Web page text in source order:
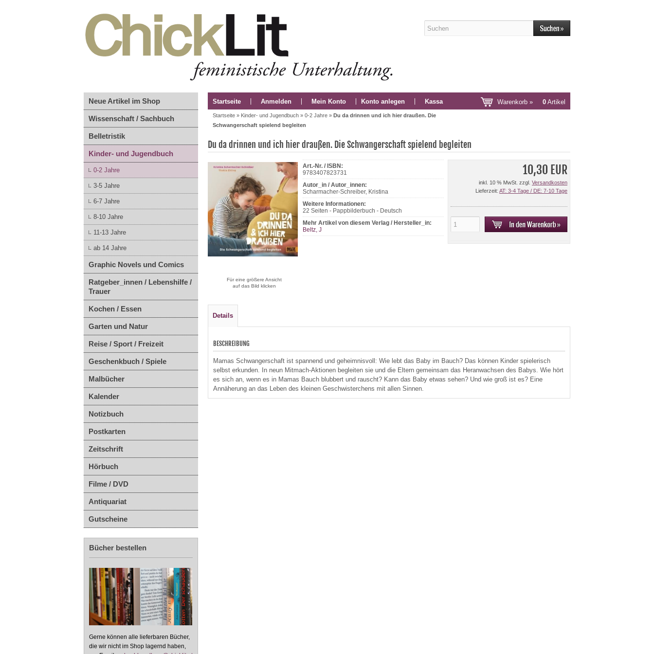
Neue Artikel im Shop
Wissenschaft / Sachbuch
Belletristik
Kinder- und Jugendbuch
0-2 Jahre
3-5 Jahre
6-7 Jahre
8-10 Jahre
11-13 Jahre
ab 14 Jahre
Graphic Novels und Comics
Ratgeber_innen / Lebenshilfe /
Trauer
Kochen / Essen
Garten und Natur
Reise / Sport / Freizeit
Geschenkbuch / Spiele
Malbücher
Kalender
Notizbuch
Postkarten
Zeitschrift
Hörbuch
Filme / DVD
Antiquariat
Gutscheine
Bücher bestellen
Gerne können alle lieferbaren Bücher,
die wir nicht im Shop lagernd haben,
Startseite Anmelden Mein Konto Konto anlegen Kassa Warenkorb » 0 Artikel
Startseite » Kinder- und Jugendbuch » 0-2 Jahre » Du da drinnen und ich hier draußen. Die
Schwangerschaft spielend begleiten
Du da drinnen und ich hier draußen. Die Schwangerschaft spielend begleiten
Für eine größere Ansicht
auf das Bild klicken
Art.-Nr. / ISBN:
9783407823731
Autor_in / Autor_innen:
Scharmacher-Schreiber, Kristina
Weitere Informationen:
22 Seiten - Pappbilderbuch - Deutsch
Mehr Artikel von diesem Verlag / Hersteller_in:
Beltz, J
10,30 EUR
inkl. 10 % MwSt. zzgl. Versandkosten
Lieferzeit: AT: 3-4 Tage / DE: 7-10 Tage
Details
BESCHREIBUNG
Mamas Schwangerschaft ist spannend und geheimnisvoll: Wie lebt das Baby im Bauch? Das können Kinder spielerisch
selbst erkunden. In neun Mitmach-Aktionen begleiten sie und die Eltern gemeinsam das Heranwachsen des Babys. Wie hört
es sich an, wenn es in Mamas Bauch blubbert und rauscht? Kann das Baby etwas sehen? Und wie groß ist es? Eine
Annäherung an das Leben des kleinen Geschwisterchens mit allen Sinnen.